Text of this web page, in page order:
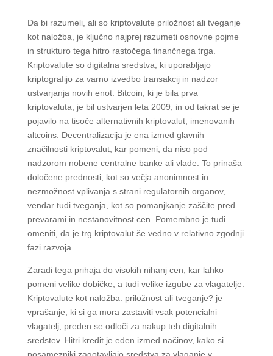
Da bi razumeli, ali so kriptovalute priložnost ali tveganje
kot naložba, je ključno najprej razumeti osnovne pojme
in strukturo tega hitro rastočega finančnega trga.
Kriptovalute so digitalna sredstva, ki uporabljajo
kriptografijo za varno izvedbo transakcij in nadzor
ustvarjanja novih enot. Bitcoin, ki je bila prva
kriptovaluta, je bil ustvarjen leta 2009, in od takrat se je
pojavilo na tisoče alternativnih kriptovalut, imenovanih
altcoins. Decentralizacija je ena izmed glavnih
značilnosti kriptovalut, kar pomeni, da niso pod
nadzorom nobene centralne banke ali vlade. To prinaša
določene prednosti, kot so večja anonimnost in
nezmožnost vplivanja s strani regulatornih organov,
vendar tudi tveganja, kot so pomanjkanje zaščite pred
prevarami in nestanovitnost cen. Pomembno je tudi
omeniti, da je trg kriptovalut še vedno v relativno zgodnji
fazi razvoja.
Zaradi tega prihaja do visokih nihanj cen, kar lahko
pomeni velike dobičke, a tudi velike izgube za vlagatelje.
Kriptovalute kot naložba: priložnost ali tveganje? je
vprašanje, ki si ga mora zastaviti vsak potencialni
vlagatelj, preden se odloči za nakup teh digitalnih
sredstev. Hitri kredit je eden izmed načinov, kako si
posamezniki zagotavljajo sredstva za vlaganje v